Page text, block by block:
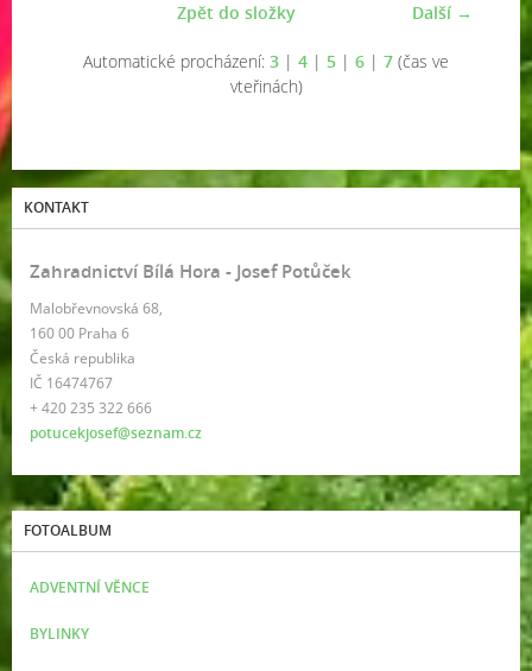
Další →
Zpět do složky
Automatické procházení: 3 | 4 | 5 | 6 | 7 (čas ve
vteřinách)
KONTAKT
Zahradnictví Bílá Hora - Josef Potůček
Malobřevnovská 68,
160 00 Praha 6
Česká republika
IČ 16474767
+ 420 235 322 666
potucekjosef@seznam.cz
FOTOALBUM
ADVENTNÍ VĚNCE
BYLINKY